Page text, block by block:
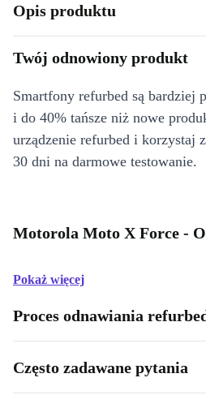
Opis produktu
Twój odnowiony produkt
Smartfony refurbed są bardziej
i do 40% tańsze niż nowe
urządzenie refurbed i korzystaj
30 dni na darmowe testowanie.
Motorola Moto X Force -
Pokaż więcej
Proces odnawiania
Często zadawane pytania